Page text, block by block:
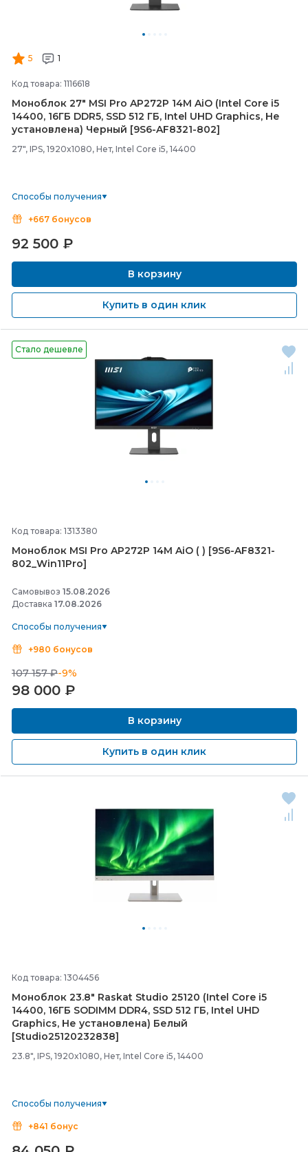
5 1
Код товара: 1116618
Моноблок 27" MSI Pro AP272P 14M AiO (Intel Core i5
14400, 16ГБ DDR5, SSD 512 ГБ, Intel UHD Graphics, Не
установлена) Черный [9S6-AF8321-802]
27", IPS, 1920x1080, Нет, Intel Core i5, 14400
Способы получения
+667 бонусов
92 500 ₽
В корзину
Купить в один клик
Стало дешевле
Код товара: 1313380
Моноблок MSI Pro AP272P 14M AiO ( ) [9S6-AF8321-
802_Win11Pro]
Самовывоз 15.08.2026
Доставка 17.08.2026
Способы получения
+980 бонусов
107 157 ₽-9%
98 000 ₽
В корзину
Купить в один клик
Код товара: 1304456
Моноблок 23.8" Raskat Studio 25120 (Intel Core i5
14400, 16ГБ SODIMM DDR4, SSD 512 ГБ, Intel UHD
Graphics, Не установлена) Белый
[Studio25120232838]
23.8", IPS, 1920x1080, Нет, Intel Core i5, 14400
Способы получения
+841 бонус